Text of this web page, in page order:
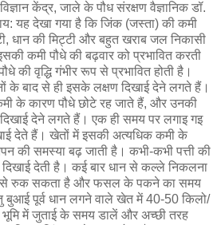
केंद्र, जाले के पौध संरक्षण वैज्ञानिक डॉ.
यह देखा गया है कि जिंक (जस्ता) की कमी
धान की मिट्टी और बहुत खराब जल निकासी
कमी पौधे की बढ़वार को प्रभावित करती
की वृद्धि गंभीर रूप से प्रभावित होती है।
के बाद से ही इसके लक्षण दिखाई देने लगते हैं।
के कारण पौधे छोटे रह जाते हैं, और उनकी
दिखाई देने लगते हैं। एक ही समय पर लगाइ गइ
देते हैं। खेतों में इसकी अत्यधिक कमी के
की समस्या बढ़ जाती है। कभी-कभी पत्ती की
देती है। कई बार धान से कल्ले निकलना
से रुक सकता है और फसल के पकने का समय
बुआई पूर्व धान लगने वाले खेत में 40-50 किलो/
में जुताई के समय डालें और अच्छी तरह